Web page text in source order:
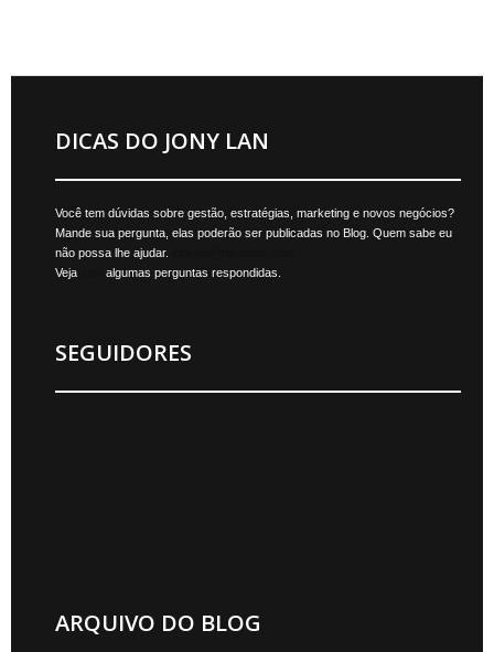
DICAS DO JONY LAN
Você tem dúvidas sobre gestão, estratégias, marketing e novos negócios?
Mande sua pergunta, elas poderão ser publicadas no Blog. Quem sabe eu
não possa lhe ajudar.
Veja
algumas perguntas respondidas.
SEGUIDORES
ARQUIVO DO BLOG